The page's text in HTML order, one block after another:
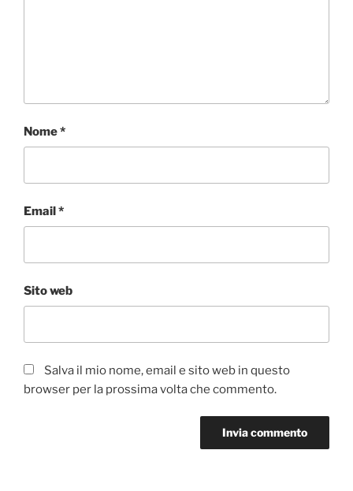
Nome*
Email*
Sito web
Salva il mio nome, email e sito web in questo
browser per la prossima volta che commento.